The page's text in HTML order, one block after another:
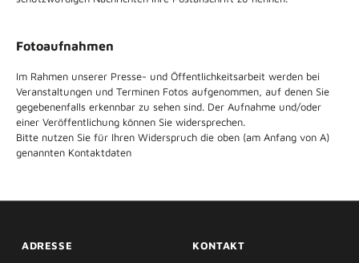
Fotoaufnahmen
Im Rahmen unserer Presse- und Öffentlichkeitsarbeit werden bei
Veranstaltungen und Terminen Fotos aufgenommen, auf denen Sie
gegebenenfalls erkennbar zu sehen sind. Der Aufnahme und/oder
einer Veröffentlichung können Sie widersprechen.
Bitte nutzen Sie für Ihren Widerspruch die oben (am Anfang von A)
genannten Kontaktdaten
ADRESSE KONTAKT